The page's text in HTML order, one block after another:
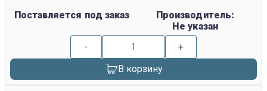
Поставляется под заказ
Производитель:
Не указан
-
+
В корзину